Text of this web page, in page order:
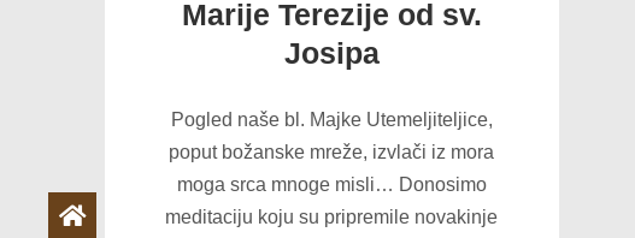
Marije Terezije od sv.
Josipa
Pogled naše bl. Majke Utemeljiteljice,
poput božanske mreže, izvlači iz mora
moga srca mnoge misli… Donosimo
meditaciju koju su pripremile novakinje